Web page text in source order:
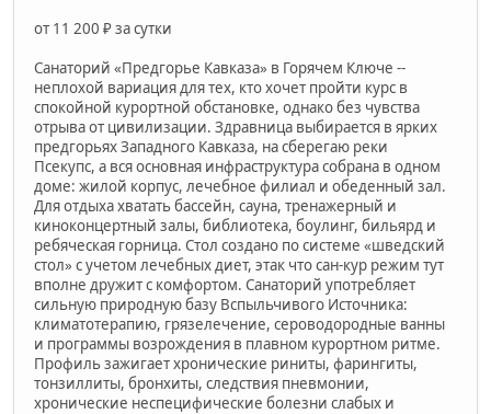
от 11 200 ₽ за сутки
Санаторий «Предгорье Кавказа» в Горячем Ключе --
неплохой вариация для тех, кто хочет пройти курс в
спокойной курортной обстановке, однако без чувства
отрыва от цивилизации. Здравница выбирается в ярких
предгорьях Западного Кавказа, на сберегаю реки
Псекупс, а вся основная инфраструктура собрана в одном
доме: жилой корпус, лечебное филиал и обеденный зал.
Для отдыха хватать бассейн, сауна, тренажерный и
киноконцертный залы, библиотека, боулинг, бильярд и
ребяческая горница. Стол создано по системе «шведский
стол» с учетом лечебных диет, этак что сан-кур режим тут
вполне дружит с комфортом. Санаторий употребляет
сильную природную базу Вспыльчивого Источника:
климатотерапию, грязелечение, сероводородные ванны
и программы возрождения в плавном курортном ритме.
Профиль зажигает хронические риниты, фарингиты,
тонзиллиты, бронхиты, следствия пневмонии,
хронические неспецифические болезни слабых и